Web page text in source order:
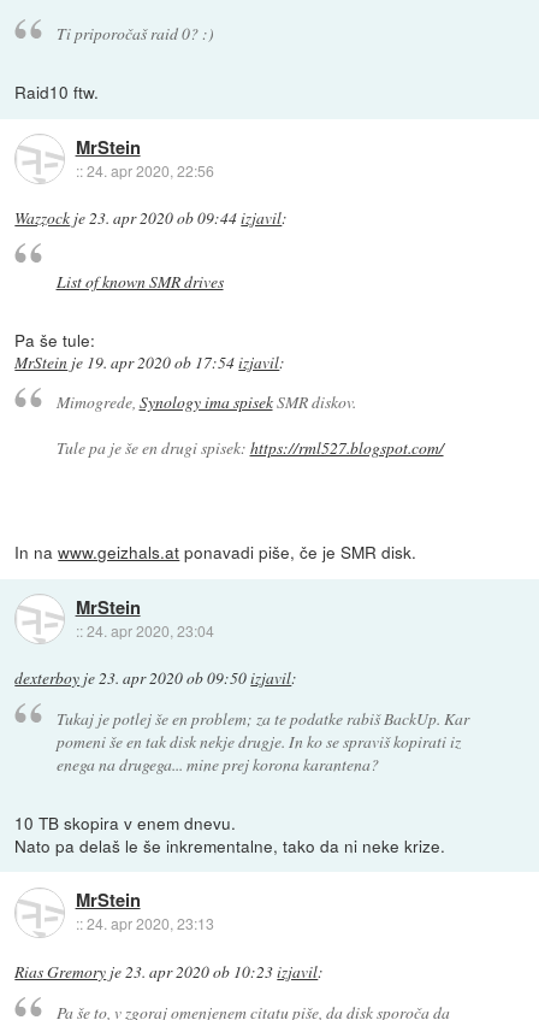
Ti priporočaš raid 0? :)
Raid10 ftw.
MrStein
::24. apr 2020, 22:56
Wazzock je23. apr 2020 ob 09:44izjavil:
List of known SMR drives
Pa še tule:
MrStein je 19. apr 2020 ob 17:54izjavil:
Mimogrede, Synology ima spisekSMR diskov.
Tule pa je še en drugi spisek: https://rml527.blogspot.com/
In nawww.geizhals.at ponavadi piše, če je SMR disk.
MrStein
::24. apr 2020, 23:04
dexterboy je23. apr 2020 ob 09:50izjavil:
Tukaj je potlej še en problem; za te podatke rabiš BackUp. Kar
pomeni še en tak disk nekje drugje. In ko se spraviš kopirati iz
enega na drugega... mine prej korona karantena?
10 TB skopira v enem dnevu.
Nato pa delaš le še inkrementalne, tako da ni neke krize.
MrStein
::24. apr 2020, 23:13
Rias Gremory je23. apr 2020 ob 10:23izjavil:
Pa še to, v zgoraj omenjenem citatu piše, da disk sporoča da